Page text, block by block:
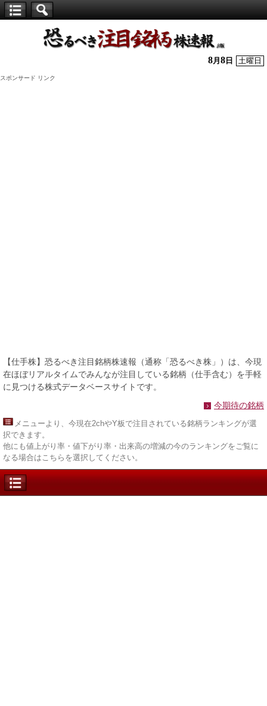
株】
8月 8 日 土曜日
スポンサード リンク
【仕手株】恐るべき注目銘柄株速報（通称「恐るべき株」）は、今現
在ほぼリアルタイムでみんなが注目している銘柄（仕手含む）を手軽
に見つける株式データベースサイトです。
今期待の銘柄
メニューより、今現在2chやY板で注目されている銘柄ランキングが選
択できます。
他にも値上がり率・値下がり率・出来高の増減の今のランキングをご覧に
なる場合はこちらを選択してください。